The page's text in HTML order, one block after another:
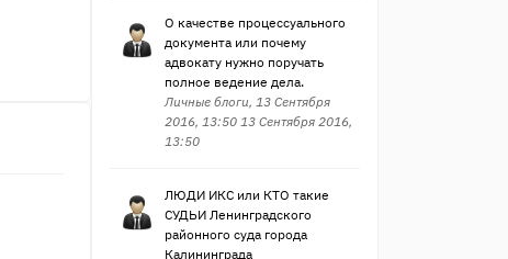
О качестве процессуального
документа или почему
адвокату нужно поручать
полное ведение дела.
Личные блоги, 13 Сентября
2016, 13:50 13 Сентября 2016,
13:50
ЛЮДИ ИКС или КТО такие
СУДЬИ Ленинградского
районного суда города
Калининграда